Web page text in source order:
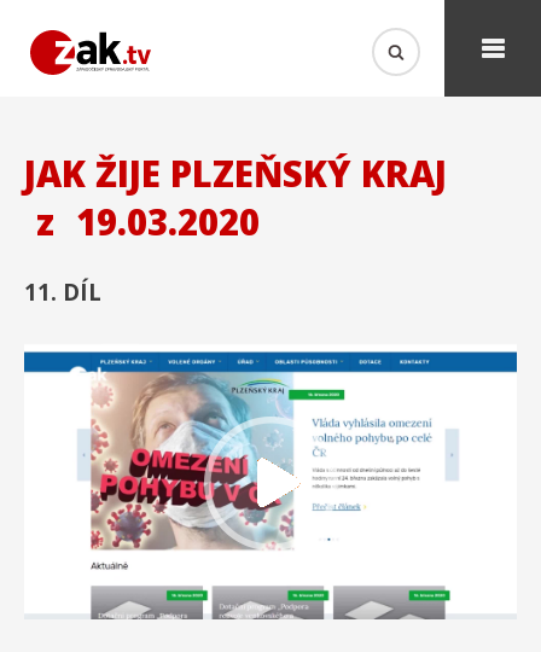
JAK ŽIJE PLZEŇSKÝ KRAJ
z 19.03.2020
11. DÍL